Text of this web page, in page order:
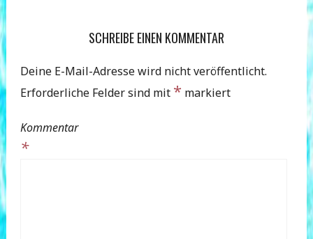
SCHREIBE EINEN KOMMENTAR
Deine E-Mail-Adresse wird nicht veröffentlicht.
Erforderliche Felder sind mit * markiert
Kommentar
*